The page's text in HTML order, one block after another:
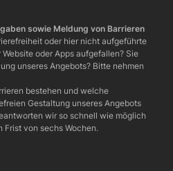
sowie Meldung von Barrieren
oder hier nicht aufgeführte
oder Apps aufgefallen? Sie
unseres Angebots? Bitte nehmen
bestehen und welche
Gestaltung unseres Angebots
wir so schnell wie möglich
Frist von sechs Wochen.